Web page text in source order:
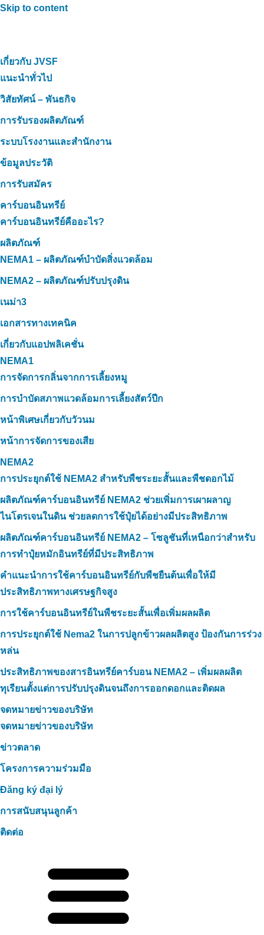
Skip to content
เกี่ยวกับ JVSF
แนะนำทั่วไป
วิสัยทัศน์ – พันธกิจ
การรับรองผลิตภัณฑ์
ระบบโรงงานและสำนักงาน
ข้อมูลประวัติ
การรับสมัคร
คาร์บอนอินทรีย์
คาร์บอนอินทรีย์คืออะไร?
ผลิตภัณฑ์
NEMA1 – ผลิตภัณฑ์บำบัดสิ่งแวดล้อม
NEMA2 – ผลิตภัณฑ์ปรับปรุงดิน
เนม่า3
เอกสารทางเทคนิค
เกี่ยวกับแอปพลิเคชั่น
NEMA1
การจัดการกลิ่นจากการเลี้ยงหมู
การบำบัดสภาพแวดล้อมการเลี้ยงสัตว์ปีก
หน้าพิเศษเกี่ยวกับวัวนม
หน้าการจัดการของเสีย
NEMA2
การประยุกต์ใช้ NEMA2 สำหรับพืชระยะสั้นและพืชดอกไม้
ผลิตภัณฑ์คาร์บอนอินทรีย์ NEMA2 ช่วยเพิ่มการเผาผลาญ
ไนโตรเจนในดิน ช่วยลดการใช้ปุ๋ยได้อย่างมีประสิทธิภาพ
ผลิตภัณฑ์คาร์บอนอินทรีย์ NEMA2 – โซลูชันที่เหนือกว่าสำหรับ
การทำปุ๋ยหมักอินทรีย์ที่มีประสิทธิภาพ
คำแนะนำการใช้คาร์บอนอินทรีย์กับพืชยืนต้นเพื่อให้มี
ประสิทธิภาพทางเศรษฐกิจสูง
การใช้คาร์บอนอินทรีย์ในพืชระยะสั้นเพื่อเพิ่มผลผลิต
การประยุกต์ใช้ Nema2 ในการปลูกข้าวผลผลิตสูง ป้องกันการร่วง
หล่น
ประสิทธิภาพของสารอินทรีย์คาร์บอน NEMA2 – เพิ่มผลผลิต
ทุเรียนตั้งแต่การปรับปรุงดินจนถึงการออกดอกและติดผล
จดหมายข่าวของบริษัท
จดหมายข่าวของบริษัท
ข่าวตลาด
โครงการความร่วมมือ
Đăng ký đại lý
การสนับสนุนลูกค้า
ติดต่อ